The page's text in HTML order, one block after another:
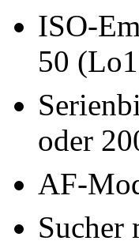
ISO-
50
oder
AF-
Sucher